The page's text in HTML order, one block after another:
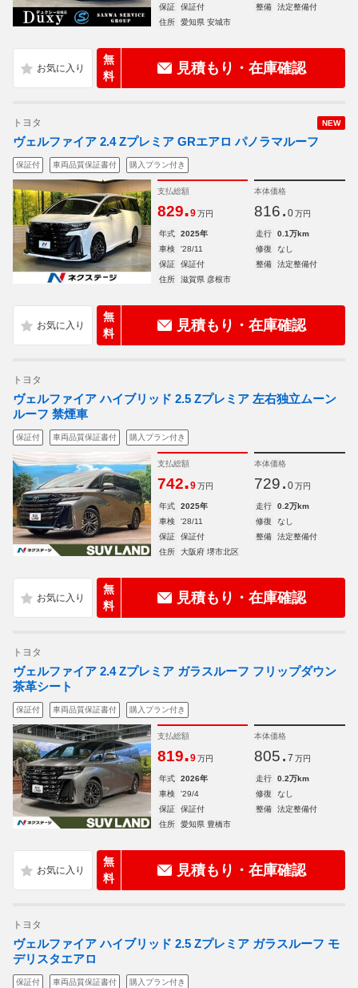
保証 保証付 整備
法定整備付
住所
愛知県 安城市
無
料
見積もり・在庫確認
NEW
トヨタ
ヴェルファイア 2.4 Zプレミア GRエアロ パノラマルーフ
保証付 車両品質保証書付 購入プラン付き
支払総額
829.9 万円
本体価格
816. 0 万円
年式 2025年 走行
0.1万km
車検
'28/11 修復
なし
保証
保証付 整備
法定整備付
住所
滋賀県 彦根市
無
料
見積もり・在庫確認
トヨタ
ヴェルファイア ハイブリッド 2.5 Zプレミア 左右独立ムーン
ルーフ 禁煙車
保証付 車両品質保証書付 購入プラン付き
支払総額
742.9 万円
本体価格
729. 0 万円
年式 2025年 走行
0.2万km
車検
'28/11 修復
なし
保証
保証付 整備
法定整備付
住所
大阪府 堺市北区
無
料
見積もり・在庫確認
トヨタ
ヴェルファイア 2.4 Zプレミア ガラスルーフ フリップダウン
茶革シート
保証付 車両品質保証書付 購入プラン付き
支払総額
819.9 万円
本体価格
805. 7 万円
年式 2026年 走行
0.2万km
車検
'29/4 修復
なし
保証
保証付 整備
法定整備付
住所
愛知県 豊橋市
無
料
見積もり・在庫確認
トヨタ
ヴェルファイア ハイブリッド 2.5 Zプレミア ガラスルーフ モ
デリスタエアロ
保証付 車両品質保証書付 購入プラン付き